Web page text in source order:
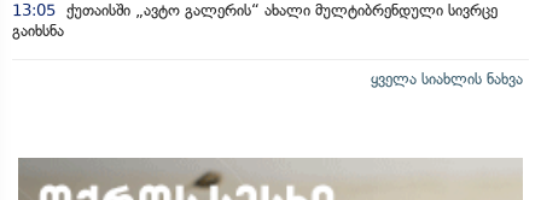
13:05 ქუთაისში „ავტო გალერის“ ახალი მულტიბრენდული სივრცე
გაიხსნა
ყველა სიახლის ნახვა